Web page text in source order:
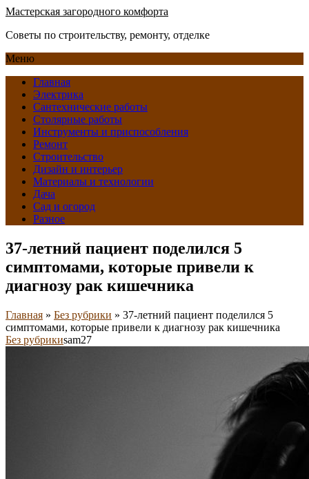
Мастерская загородного комфорта
Советы по строительству, ремонту, отделке
Меню
Главная
Электрика
Сантехнические работы
Столярные работы
Инструменты и приспособления
Ремонт
Строительство
Дизайн и интерьер
Материалы и технологии
Дача
Сад и огород
Разное
37-летний пациент поделился 5
симптомами, которые привели к
диагнозу рак кишечника
Главная » Без рубрики » 37-летний пациент поделился 5
симптомами, которые привели к диагнозу рак кишечника
Без рубрикиsam27